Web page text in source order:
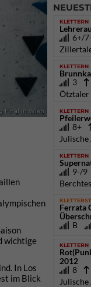
Final in Wien
wichtige
In Los
im Blick
KLETTERN
6+/
KLETTERN
3
Ötztaler
KLETTERN
8+
KLETTERN
9-/
Ferrata
B
KLETTERN
2012
8